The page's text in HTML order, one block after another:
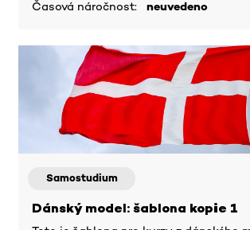
Časová náročnost: neuvedeno
Samostudium
Dánský model: šablona kopie 1